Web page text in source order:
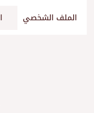
الملف الشخصي